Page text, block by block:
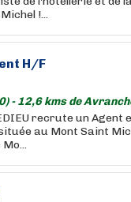
!...
H/F
- 12,6 kms de
recrute un Agent
au Mont Saint